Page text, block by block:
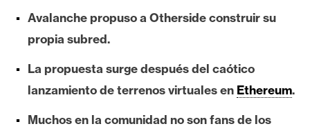
t
h
e
e
u
m
Avalanche propuso a Otherside construir su
propia subred.
La propuesta surge después del caótico
lanzamiento de terrenos virtuales en Ethereum.
Muchos en la comunidad no son fans de los